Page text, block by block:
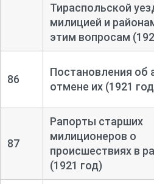
Тираспольской
милицией и
этим вопросам
86
Постановления об
отмене их (1921
87
Рапорты старших
милиционеров о
происшествиях в
(1921 год)